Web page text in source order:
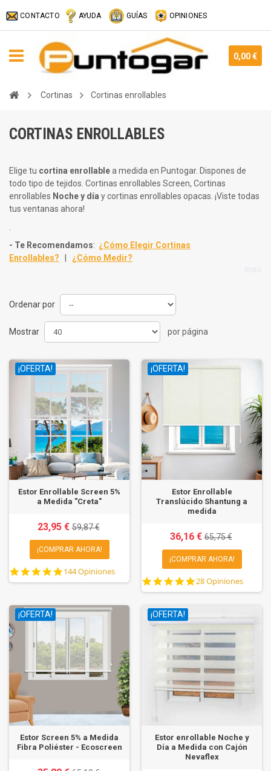
CONTACTO AYUDA GUÍAS OPINIONES
0,00 €
Cortinas Cortinas enrollables
CORTINAS ENROLLABLES
Elige tu cortina enrollablea medida en Puntogar. Dispones de
todo tipo de tejidos. Cortinas enrollables Screen, Cortinas
enrollables Noche y día y cortinas enrollables opacas. ¡Viste todas
tus ventanas ahora!
- Te Recomendamos: ¿Cómo Elegir Cortinas
Enrollables?
¿Cómo Medir?
Ordenar por
Mostrar por página
¡OFERTA!
Estor Enrollable Screen 5%
a Medida "Creta"
23,95 €59,87 €
¡COMPRAR AHORA!
4.9
star
144 Opiniones
¡OFERTA!
Estor Enrollable
Translúcido Shantung a
medida
36,16 €65,75 €
¡COMPRAR AHORA!
4.9
star
28 Opiniones
¡OFERTA!
Estor Screen 5% a Medida
Fibra Poliéster - Ecoscreen
¡OFERTA!
Estor enrollable Noche y
Día a Medida con Cajón
Nevaflex